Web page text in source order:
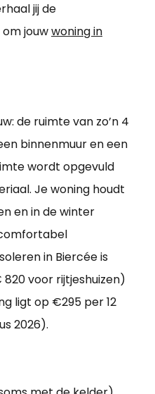
jij de
jouwwoning in
de ruimte van zo’n 4
binnenmuur en een
wordt opgevuld
Je woning houdt
en in de winter
in Biercée is
voor rijtjeshuizen)
ligt op €295 per 12
2026).